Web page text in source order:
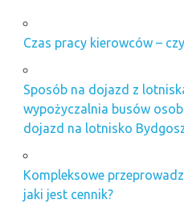
Czas pracy kierowców –
Sposób na dojazd z
wypożyczalnia busów
dojazd na lotnisko
Kompleksowe
jaki jest cennik?